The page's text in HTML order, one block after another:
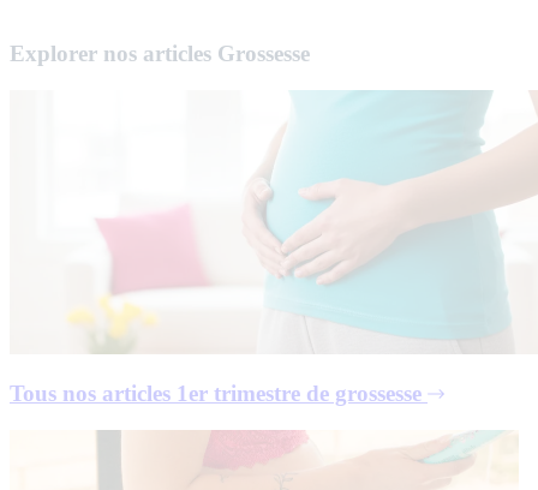
Explorer nos articles Grossesse
Tous nos articles 1er trimestre de grossesse